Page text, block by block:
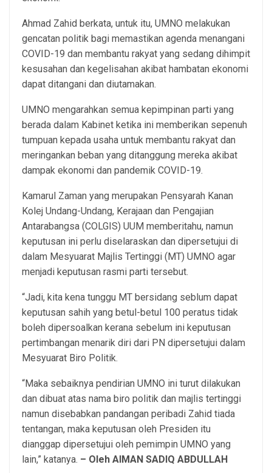
Ahmad Zahid berkata, untuk itu, UMNO melakukan
gencatan politik bagi memastikan agenda menangani
COVID-19 dan membantu rakyat yang sedang dihimpit
kesusahan dan kegelisahan akibat hambatan ekonomi
dapat ditangani dan diutamakan.
UMNO mengarahkan semua kepimpinan parti yang
berada dalam Kabinet ketika ini memberikan sepenuh
tumpuan kepada usaha untuk membantu rakyat dan
meringankan beban yang ditanggung mereka akibat
dampak ekonomi dan pandemik COVID-19.
Kamarul Zaman yang merupakan Pensyarah Kanan
Kolej Undang-Undang, Kerajaan dan Pengajian
Antarabangsa (COLGIS) UUM memberitahu, namun
keputusan ini perlu diselaraskan dan dipersetujui di
dalam Mesyuarat Majlis Tertinggi (MT) UMNO agar
menjadi keputusan rasmi parti tersebut.
“Jadi, kita kena tunggu MT bersidang seblum dapat
keputusan sahih yang betul-betul 100 peratus tidak
boleh dipersoalkan kerana sebelum ini keputusan
pertimbangan menarik diri dari PN dipersetujui dalam
Mesyuarat Biro Politik.
“Maka sebaiknya pendirian UMNO ini turut dilakukan
dan dibuat atas nama biro politik dan majlis tertinggi
namun disebabkan pandangan peribadi Zahid tiada
tentangan, maka keputusan oleh Presiden itu
dianggap dipersetujui oleh pemimpin UMNO yang
lain,” katanya. – Oleh AIMAN SADIQ ABDULLAH